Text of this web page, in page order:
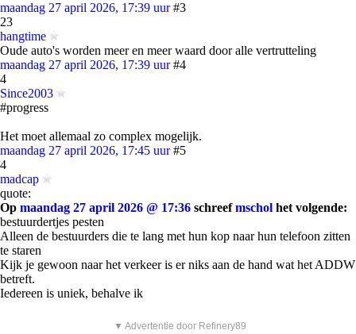
maandag 27 april 2026, 17:39 uur #3
23
hangtime
Oude auto's worden meer en meer waard door alle vertrutteling
maandag 27 april 2026, 17:39 uur #4
4
Since2003
#progress
Het moet allemaal zo complex mogelijk.
maandag 27 april 2026, 17:45 uur #5
4
madcap
quote:
Op maandag 27 april 2026 @ 17:36 schreefmschol het volgende:
bestuurdertjes pesten
Alleen de bestuurders die te lang met hun kop naar hun telefoon zitten
te staren
Kijk je gewoon naar het verkeer is er niks aan de hand wat het ADDW
betreft.
Iedereen is uniek, behalve ik
▼ Advertentie door Refinery89